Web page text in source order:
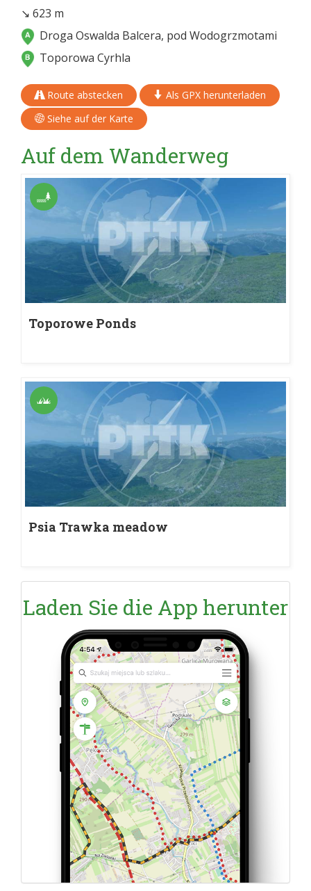
↘ 623 m
Droga Oswalda Balcera, pod Wodogrzmotami
Toporowa Cyrhla
Route abstecken
Als GPX herunterladen
Siehe auf der Karte
Auf dem Wanderweg
Toporowe Ponds
Psia Trawka meadow
Laden Sie die App herunter